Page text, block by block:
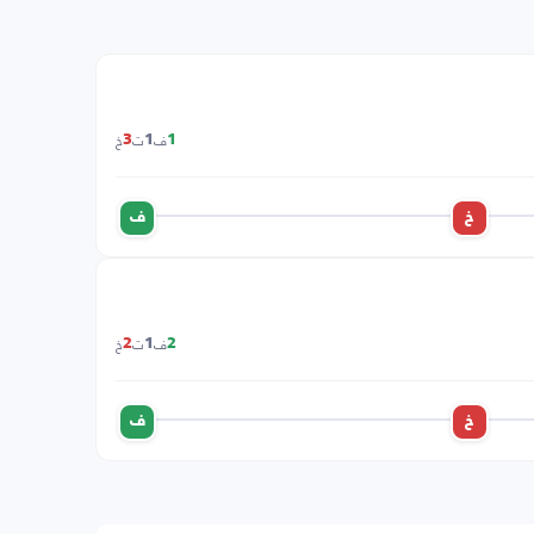
1ف 1ت3خ
خ ف
2ف 1ت2خ
خ ف